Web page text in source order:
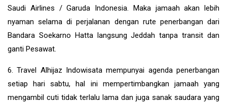
Saudi Airlines / Garuda Indonesia. Maka jamaah akan lebih
nyaman selama di perjalanan dengan rute penerbangan dari
Bandara Soekarno Hatta langsung Jeddah tanpa transit dan
ganti Pesawat.
6. Travel Alhijaz Indowisata mempunyai agenda penerbangan
setiap hari sabtu, hal ini mempertimbangkan jamaah yang
mengambil cuti tidak terlalu lama dan juga sanak saudara yang